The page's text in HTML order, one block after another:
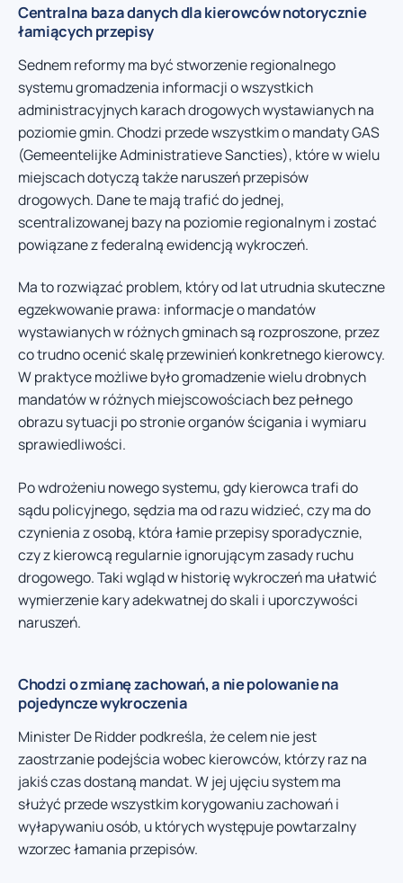
Centralna baza danych dla kierowców notorycznie
łamiących przepisy
Sednem reformy ma być stworzenie regionalnego
systemu gromadzenia informacji o wszystkich
administracyjnych karach drogowych wystawianych na
poziomie gmin. Chodzi przede wszystkim o mandaty GAS
(Gemeentelijke Administratieve Sancties), które w wielu
miejscach dotyczą także naruszeń przepisów
drogowych. Dane te mają trafić do jednej,
scentralizowanej bazy na poziomie regionalnym i zostać
powiązane z federalną ewidencją wykroczeń.
Ma to rozwiązać problem, który od lat utrudnia skuteczne
egzekwowanie prawa: informacje o mandatów
wystawianych w różnych gminach są rozproszone, przez
co trudno ocenić skalę przewinień konkretnego kierowcy.
W praktyce możliwe było gromadzenie wielu drobnych
mandatów w różnych miejscowościach bez pełnego
obrazu sytuacji po stronie organów ścigania i wymiaru
sprawiedliwości.
Po wdrożeniu nowego systemu, gdy kierowca trafi do
sądu policyjnego, sędzia ma od razu widzieć, czy ma do
czynienia z osobą, która łamie przepisy sporadycznie,
czy z kierowcą regularnie ignorującym zasady ruchu
drogowego. Taki wgląd w historię wykroczeń ma ułatwić
wymierzenie kary adekwatnej do skali i uporczywości
naruszeń.
Chodzi o zmianę zachowań, a nie polowanie na
pojedyncze wykroczenia
Minister De Ridder podkreśla, że celem nie jest
zaostrzanie podejścia wobec kierowców, którzy raz na
jakiś czas dostaną mandat. W jej ujęciu system ma
służyć przede wszystkim korygowaniu zachowań i
wyłapywaniu osób, u których występuje powtarzalny
wzorzec łamania przepisów.